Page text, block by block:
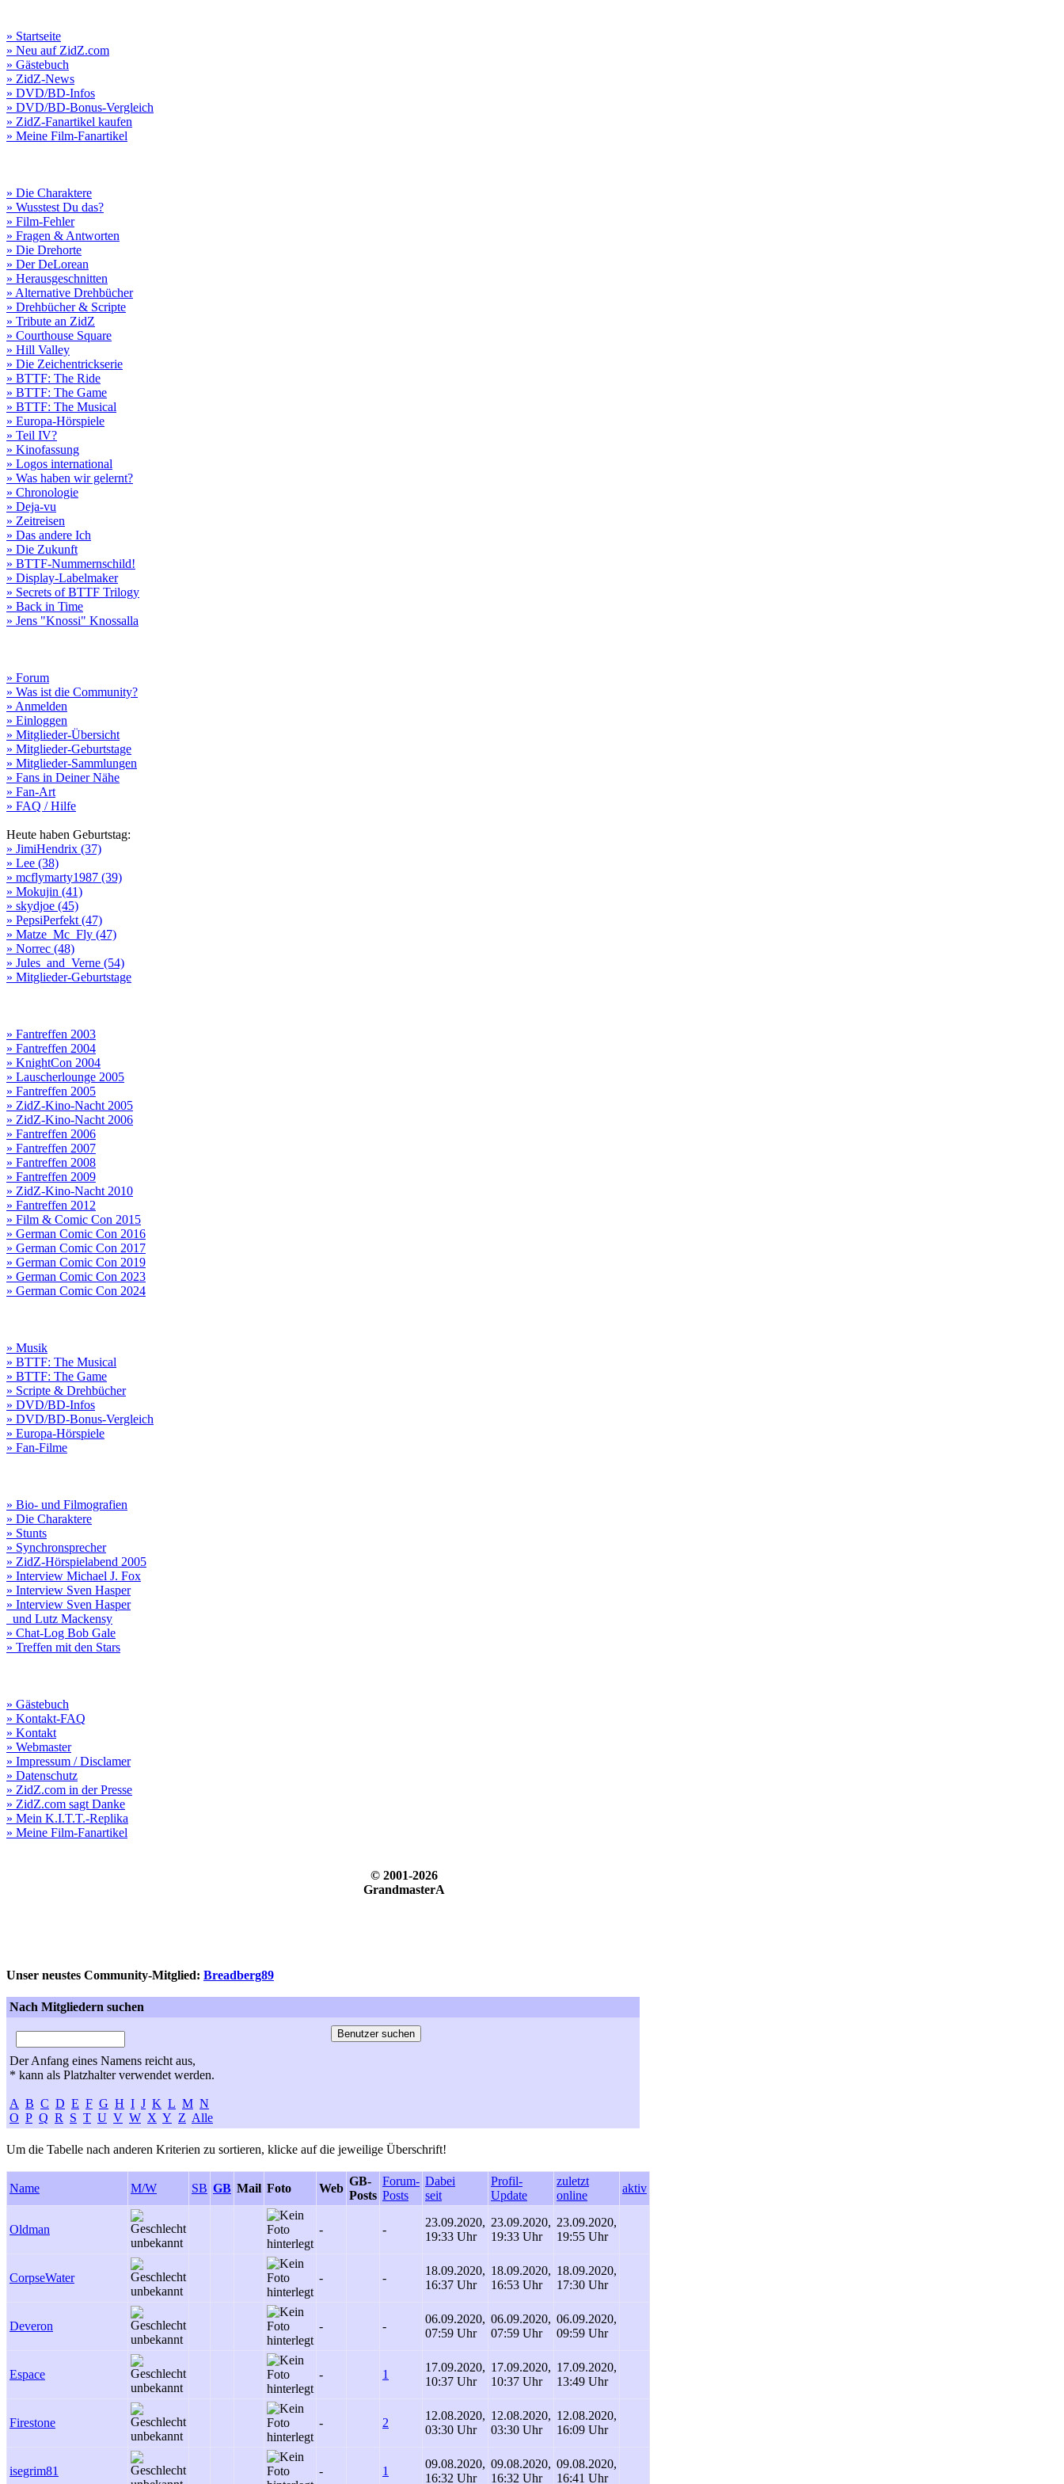
» Startseite
» Neu auf ZidZ.com
» Gästebuch
» ZidZ-News
» DVD/BD-Infos
» DVD/BD-Bonus-Vergleich
» ZidZ-Fanartikel kaufen
» Meine Film-Fanartikel
» Die Charaktere
» Wusstest Du das?
» Film-Fehler
» Fragen & Antworten
» Die Drehorte
» Der DeLorean
» Herausgeschnitten
» Alternative Drehbücher
» Drehbücher & Scripte
» Tribute an ZidZ
» Courthouse Square
» Hill Valley
» Die Zeichentrickserie
» BTTF: The Ride
» BTTF: The Game
» BTTF: The Musical
» Europa-Hörspiele
» Teil IV?
» Kinofassung
» Logos international
» Was haben wir gelernt?
» Chronologie
» Deja-vu
» Zeitreisen
» Das andere Ich
» Die Zukunft
» BTTF-Nummernschild!
» Display-Labelmaker
» Secrets of BTTF Trilogy
» Back in Time
» Jens "Knossi" Knossalla
» Forum
» Was ist die Community?
» Anmelden
» Einloggen
» Mitglieder-Übersicht
» Mitglieder-Geburtstage
» Mitglieder-Sammlungen
» Fans in Deiner Nähe
» Fan-Art
» FAQ / Hilfe
Heute haben Geburtstag:
» JimiHendrix (37)
» Lee (38)
» mcflymarty1987 (39)
» Mokujin (41)
» skydjoe (45)
» PepsiPerfekt (47)
» Matze_Mc_Fly (47)
» Norrec (48)
» Jules_and_Verne (54)
» Mitglieder-Geburtstage
» Fantreffen 2003
» Fantreffen 2004
» KnightCon 2004
» Lauscherlounge 2005
» Fantreffen 2005
» ZidZ-Kino-Nacht 2005
» ZidZ-Kino-Nacht 2006
» Fantreffen 2006
» Fantreffen 2007
» Fantreffen 2008
» Fantreffen 2009
» ZidZ-Kino-Nacht 2010
» Fantreffen 2012
» Film & Comic Con 2015
» German Comic Con 2016
» German Comic Con 2017
» German Comic Con 2019
» German Comic Con 2023
» German Comic Con 2024
» Musik
» BTTF: The Musical
» BTTF: The Game
» Scripte & Drehbücher
» DVD/BD-Infos
» DVD/BD-Bonus-Vergleich
» Europa-Hörspiele
» Fan-Filme
» Bio- und Filmografien
» Die Charaktere
» Stunts
» Synchronsprecher
» ZidZ-Hörspielabend 2005
» Interview Michael J. Fox
» Interview Sven Hasper
» Interview Sven Hasper
und Lutz Mackensy
» Chat-Log Bob Gale
» Treffen mit den Stars
» Gästebuch
» Kontakt-FAQ
» Kontakt
» Webmaster
» Impressum / Disclamer
» Datenschutz
» ZidZ.com in der Presse
» ZidZ.com sagt Danke
» Mein K.I.T.T.-Replika
» Meine Film-Fanartikel
© 2001-2026
GrandmasterA
Unser neustes Community-Mitglied: Breadberg89
Nach Mitgliedern suchen
Der Anfang eines Namens reicht aus,
* kann als Platzhalter verwendet werden.
A B C D E F G H I J K L M N
O P Q R S T U V W X Y Z Alle
Um die Tabelle nach anderen Kriterien zu sortieren, klicke auf die jeweilige Überschrift!
Name M/W SB GB Mail Foto Web
GB-
Posts
Forum-
Posts
Dabei
seit
Profil-
Update
zuletzt
online
aktiv
Oldman - -
23.09.2020,
19:33 Uhr
23.09.2020,
19:33 Uhr
23.09.2020,
19:55 Uhr
CorpseWater - -
18.09.2020,
16:37 Uhr
18.09.2020,
16:53 Uhr
18.09.2020,
17:30 Uhr
Deveron - -
06.09.2020,
07:59 Uhr
06.09.2020,
07:59 Uhr
06.09.2020,
09:59 Uhr
Espace - 1
17.09.2020,
10:37 Uhr
17.09.2020,
10:37 Uhr
17.09.2020,
13:49 Uhr
Firestone - 2
12.08.2020,
03:30 Uhr
12.08.2020,
03:30 Uhr
12.08.2020,
16:09 Uhr
isegrim81 - 1
09.08.2020,
16:32 Uhr
09.08.2020,
16:32 Uhr
09.08.2020,
16:41 Uhr